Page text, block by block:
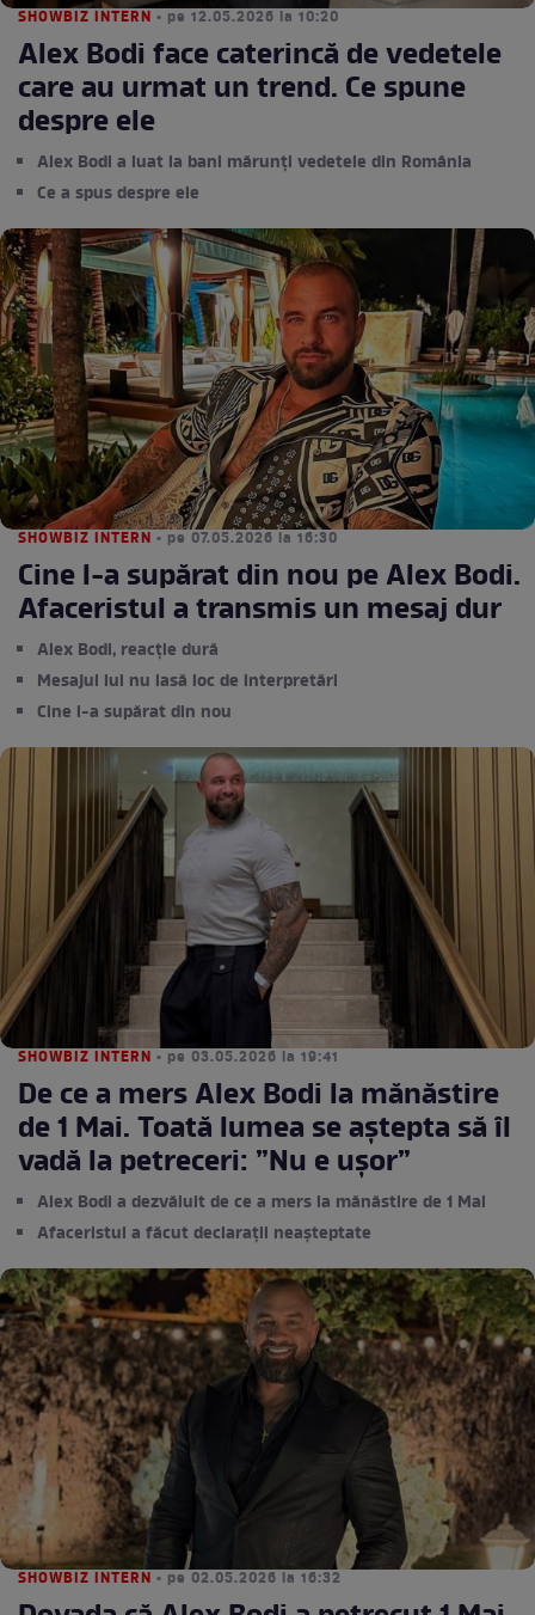
SHOWBIZ INTERN • pe 12.05.2026 la 10:20
Alex Bodi face caterincă de vedetele
care au urmat un trend. Ce spune
despre ele
Alex Bodi a luat la bani mărunți vedetele din România
Ce a spus despre ele
SHOWBIZ INTERN • pe 07.05.2026 la 16:30
Cine l-a supărat din nou pe Alex Bodi.
Afaceristul a transmis un mesaj dur
Alex Bodi, reacție dură
Mesajul lui nu lasă loc de interpretări
Cine l-a supărat din nou
SHOWBIZ INTERN • pe 03.05.2026 la 19:41
De ce a mers Alex Bodi la mănăstire
de 1 Mai. Toată lumea se aștepta să îl
vadă la petreceri: ”Nu e ușor”
Alex Bodi a dezvăluit de ce a mers la mănăstire de 1 Mai
Afaceristul a făcut declarații neașteptate
SHOWBIZ INTERN • pe 02.05.2026 la 16:32